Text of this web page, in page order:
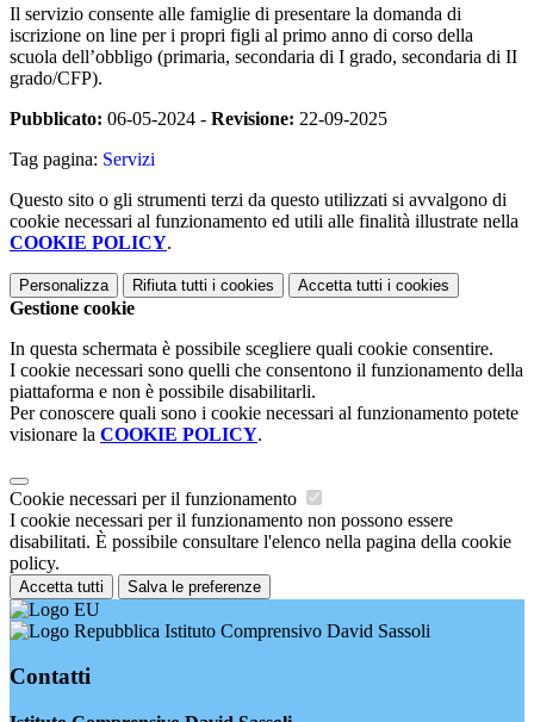
Il servizio consente alle famiglie di presentare la domanda di
iscrizione on line per i propri figli al primo anno di corso della
scuola dell’obbligo (primaria, secondaria di I grado, secondaria di II
grado/CFP).
Pubblicato: 06-05-2024 - Revisione: 22-09-2025
Tag pagina: Servizi
Questo sito o gli strumenti terzi da questo utilizzati si avvalgono di
cookie necessari al funzionamento ed utili alle finalità illustrate nella
COOKIE POLICY.
Personalizza Rifiuta tutti i cookies Accetta tutti i cookies
Gestione cookie
In questa schermata è possibile scegliere quali cookie consentire.
I cookie necessari sono quelli che consentono il funzionamento della
piattaforma e non è possibile disabilitarli.
Per conoscere quali sono i cookie necessari al funzionamento potete
visionare la COOKIE POLICY.
Cookie necessari per il funzionamento
I cookie necessari per il funzionamento non possono essere
disabilitati. È possibile consultare l'elenco nella pagina della cookie
policy.
Accetta tutti Salva le preferenze
Istituto Comprensivo David Sassoli
Contatti